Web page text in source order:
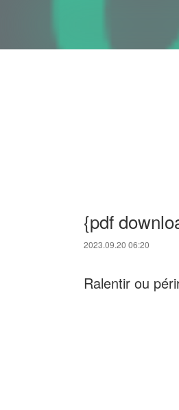
{pdf
2023.09.20 06:20
Ralentir ou